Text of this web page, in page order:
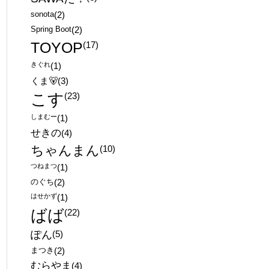
sonota(2)
Spring Boot(2)
TOYOP(17)
きぐれ(1)
くま🐻(3)
こす(23)
しまむー(1)
せきの(4)
ちゃんまん(10)
つねまつ(1)
のぐち(2)
はせかず(1)
ばば(22)
ぽん(5)
まつき (2)
むらやま (4)